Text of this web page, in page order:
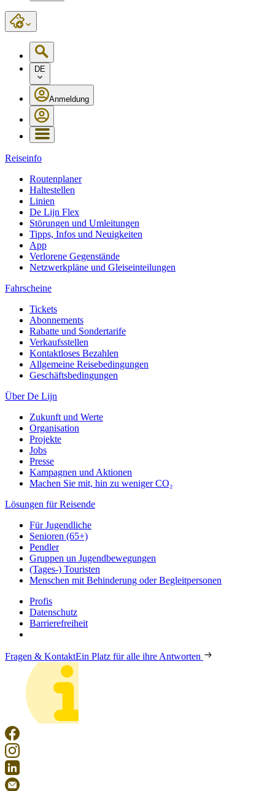
DE
Anmeldung
Reiseinfo
Routenplaner
Haltestellen
Linien
De Lijn Flex
Störungen und Umleitungen
Tipps, Infos und Neuigkeiten
App
Verlorene Gegenstände
Netzwerkpläne und Gleiseinteilungen
Fahrscheine
Tickets
Abonnements
Rabatte und Sondertarife
Verkaufsstellen
Kontaktloses Bezahlen
Allgemeine Reisebedingungen
Geschäftsbedingungen
Über De Lijn
Zukunft und Werte
Organisation
Projekte
Jobs
Presse
Kampagnen und Aktionen
Machen Sie mit, hin zu weniger CO₂
Lösungen für Reisende
Für Jugendliche
Senioren (65+)
Pendler
Gruppen un Jugendbewegungen
(Tages-) Touristen
Menschen mit Behinderung oder Begleitpersonen
Profis
Datenschutz
Barrierefreiheit
Fragen & KontaktEin Platz für alle ihre Antworten